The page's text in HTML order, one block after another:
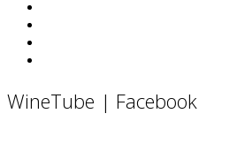
WineTube | Facebook